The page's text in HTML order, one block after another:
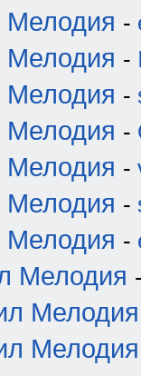
Мелодия -
Мелодия -
Мелодия -
Мелодия -
Мелодия -
Мелодия -
Мелодия -
Мелодия
Мелодия
Мелодия